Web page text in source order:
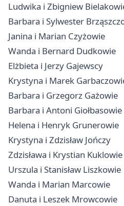
Ludwika i Zbigniew
Barbara i Sylwester
Janina i Marian Czyżowie
Wanda i Bernard Dudkowie
Elżbieta i Jerzy Gajewscy
Krystyna i Marek
Barbara i Grzegorz Gażowie
Barbara i Antoni Giołbasowie
Helena i Henryk Grunerowie
Krystyna i Zdzisław Jończy
Zdzisława i Krystian Kuklowie
Urszula i Stanisław Liszkowie
Wanda i Marian Marcowie
Danuta i Leszek Mrowcowie